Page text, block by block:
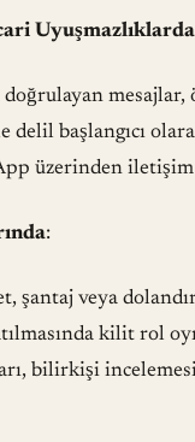
Uyuşmazlıklarda
mesajlar,
delil başlangıcı
üzerinden iletişim
:
şantaj veya
kilit rol
bilirkişi